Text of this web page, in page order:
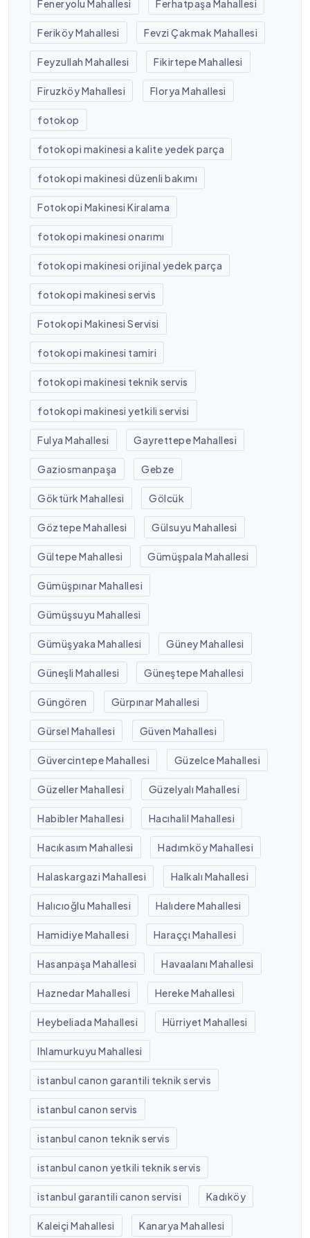
Feneryolu Mahallesi Ferhatpaşa Mahallesi
Feriköy Mahallesi Fevzi Çakmak Mahallesi
Feyzullah Mahallesi Fikirtepe Mahallesi
Firuzköy Mahallesi Florya Mahallesi
fotokop
fotokopi makinesi a kalite yedek parça
fotokopi makinesi düzenli bakımı
Fotokopi Makinesi Kiralama
fotokopi makinesi onarımı
fotokopi makinesi orijinal yedek parça
fotokopi makinesi servis
Fotokopi Makinesi Servisi
fotokopi makinesi tamiri
fotokopi makinesi teknik servis
fotokopi makinesi yetkili servisi
Fulya Mahallesi Gayrettepe Mahallesi
Gaziosmanpaşa Gebze
Göktürk Mahallesi Gölcük
Göztepe Mahallesi Gülsuyu Mahallesi
Gültepe Mahallesi Gümüşpala Mahallesi
Gümüşpınar Mahallesi
Gümüşsuyu Mahallesi
Gümüşyaka Mahallesi Güney Mahallesi
Güneşli Mahallesi Güneştepe Mahallesi
Güngören Gürpınar Mahallesi
Gürsel Mahallesi Güven Mahallesi
Güvercintepe Mahallesi Güzelce Mahallesi
Güzeller Mahallesi Güzelyalı Mahallesi
Habibler Mahallesi Hacıhalil Mahallesi
Hacıkasım Mahallesi Hadımköy Mahallesi
Halaskargazi Mahallesi Halkalı Mahallesi
Halıcıoğlu Mahallesi Halıdere Mahallesi
Hamidiye Mahallesi Haraççı Mahallesi
Hasanpaşa Mahallesi Havaalanı Mahallesi
Haznedar Mahallesi Hereke Mahallesi
Heybeliada Mahallesi Hürriyet Mahallesi
Ihlamurkuyu Mahallesi
istanbul canon garantili teknik servis
istanbul canon servis
istanbul canon teknik servis
istanbul canon yetkili teknik servis
istanbul garantili canon servisi Kadıköy
Kaleiçi Mahallesi Kanarya Mahallesi